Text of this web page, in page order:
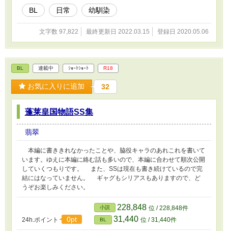
BL 日常 幼馴染
文字数 97,822 最終更新日 2022.03.15 登録日 2020.05.06
BL 連載中 ｼｮｰﾄｼｮｰﾄ R18
お気に入りに追加 32
蓬莱皇国物語SS集
翡翠
本編に書ききれなかったことや、脇役キャラのあれこれを書いて
います。ゆえに本編に絡む話も多いので、本編に合わせて順次公開
していくつもりです。 また、SSは現在も書き続けているので完
結にはなっていません。 ギャグもシリアスもありますので、ど
うぞお楽しみください。
24h.ポイント 0pt
小説 228,848 位 / 228,848件
BL 31,440 位 / 31,440件